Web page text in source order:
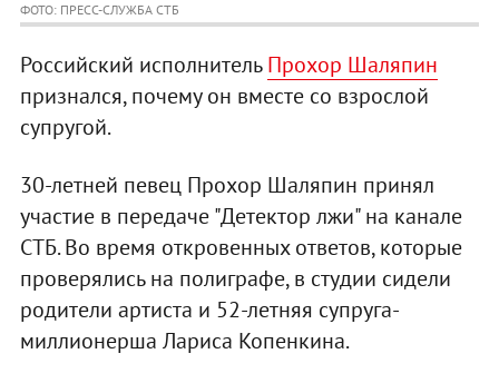
ФОТО: ПРЕСС-СЛУЖБА СТБ
Российский исполнительПрохор Шаляпин
признался, почему он вместе со взрослой
супругой.
30-летней певец Прохор Шаляпин принял
участие в передаче "Детектор лжи" на канале
СТБ. Во время откровенных ответов, которые
проверялись на полиграфе, в студии сидели
родители артиста и 52-летняя супруга-
миллионерша Лариса Копенкина.